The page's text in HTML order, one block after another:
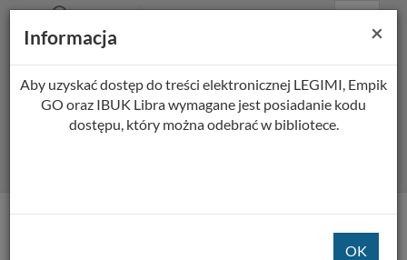
główne
główna
strona
główna
Menu
Wszystkie pola
Rozszerzone
Tytuł pozycji:
×
Informacja
Aby uzyskać dostęp do treści elektronicznej LEGIMI, Empik
GO oraz IBUK Libra wymagane jest posiadanie kodu
dostępu, który można odebrać w bibliotece.